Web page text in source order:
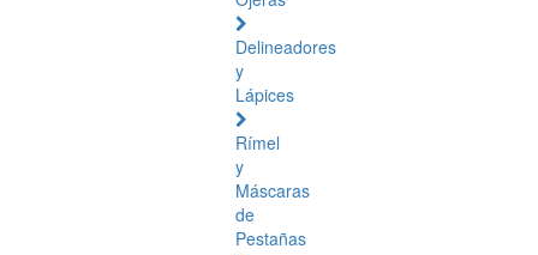
Delineadores
y
Lápices
Rímel
y
Máscaras
de
Pestañas